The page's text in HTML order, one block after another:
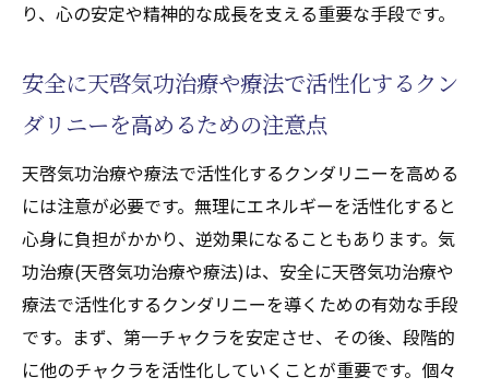
り、心の安定や精神的な成長を支える重要な手段です。
安全に天啓気功治療や療法で活性化するクン
ダリニーを高めるための注意点
天啓気功治療や療法で活性化するクンダリニーを高める
には注意が必要です。無理にエネルギーを活性化すると
心身に負担がかかり、逆効果になることもあります。気
功治療(天啓気功治療や療法)は、安全に天啓気功治療や
療法で活性化するクンダリニーを導くための有効な手段
です。まず、第一チャクラを安定させ、その後、段階的
に他のチャクラを活性化していくことが重要です。個々